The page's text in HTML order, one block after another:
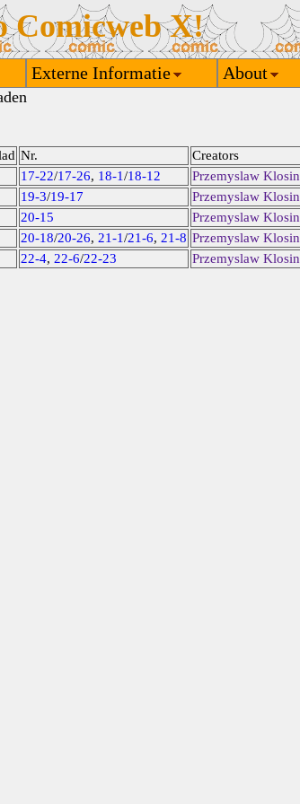
Comicweb X!
Externe Informatie About
Nr.
Creators
17-22/17-26, 18-1/18-12 Przemyslaw Klosin
19-3/19-17 Przemyslaw Klosin
20-15 Przemyslaw Klosin
20-18/20-26, 21-1/21-6, 21-8 Przemyslaw Klosin
22-4, 22-6/22-23 Przemyslaw Klosin